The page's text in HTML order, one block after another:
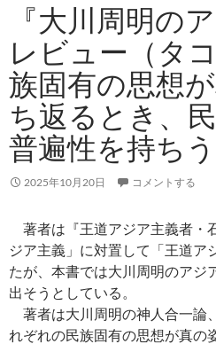
『大川周明の
レビュー（タ
族固有の思想
ち返るとき、
普遍性を持ちう
2025年10月20日 コメントする
著者は『王道アジア主義者・
ジア主義」に対置して「王道ア
たが、本書では大川周明のアジ
出そうとしている。
著者は大川周明の神人合一論
れぞれの民族固有の思想が真の